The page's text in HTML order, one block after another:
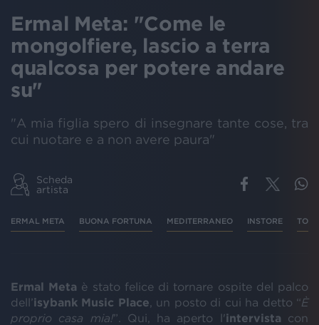
Ermal Meta: "Come le
mongolfiere, lascio a terra
qualcosa per potere andare
su"
"A mia figlia spero di insegnare tante cose, tra
cui nuotare e a non avere paura"
Scheda
artista
ERMAL META BUONA FORTUNA MEDITERRANEO INSTORE TOUR
Ermal Meta è stato felice di tornare ospite del palco
dell’isybank Music Place , un posto di cui ha detto “È
proprio casa mia!”. Qui, ha aperto l'intervista con